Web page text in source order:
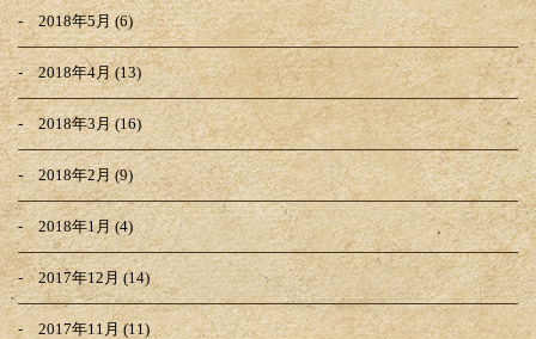
2018年5月(6)
2018年4月(13)
2018年3月(16)
2018年2月(9)
2018年1月(4)
2017年12月(14)
2017年11月(11)